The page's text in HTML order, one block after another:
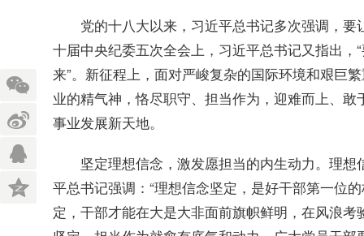
党的十八大以来，习近平总书记多次强调，
十届中央纪委五次全会上，习近平总书记又指出
来”。新征程上，面对严峻复杂的国际环境和艰巨
业的精气神，恪尽职守、担当作为，迎难而上、
事业发展新天地。
坚定理想信念，激发愿担当的内生动力。 理想
平总书记强调：“理想信念坚定，是好干部第一位
定，干部才能在大是大非面前旗帜鲜明，在风浪